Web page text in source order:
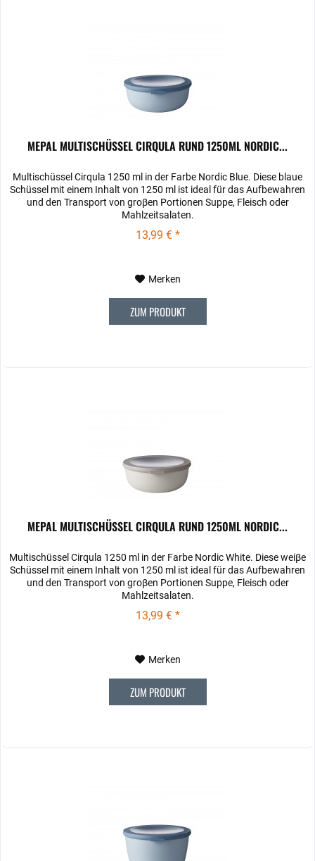
MEPAL MULTISCHÜSSEL CIRQULA RUND 1250ML NORDIC...
Multischüssel Cirqula 1250 ml in der Farbe Nordic Blue. Diese blaue
Schüssel mit einem Inhalt von 1250 ml ist ideal für das Aufbewahren
und den Transport von groβen Portionen Suppe, Fleisch oder
Mahlzeitsalaten.
13,99 € *
Merken
ZUM PRODUKT
MEPAL MULTISCHÜSSEL CIRQULA RUND 1250ML NORDIC...
Multischüssel Cirqula 1250 ml in der Farbe Nordic White. Diese weiβe
Schüssel mit einem Inhalt von 1250 ml ist ideal für das Aufbewahren
und den Transport von groβen Portionen Suppe, Fleisch oder
Mahlzeitsalaten.
13,99 € *
Merken
ZUM PRODUKT